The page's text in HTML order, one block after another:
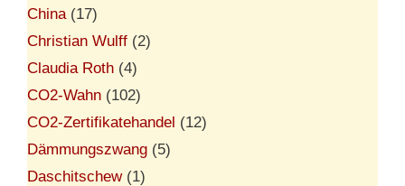
China(17)
Christian Wulff (2)
Claudia Roth (4)
CO2-Wahn (102)
CO2-Zertifikatehandel (12)
Dämmungszwang (5)
Daschitschew(1)